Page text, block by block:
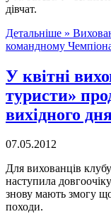
дівчат.
Детальніше »
командному
У квітні
туристи»
вихідного
07.05.2012
Для вихованців
наступила
знову мають змогу
походи.